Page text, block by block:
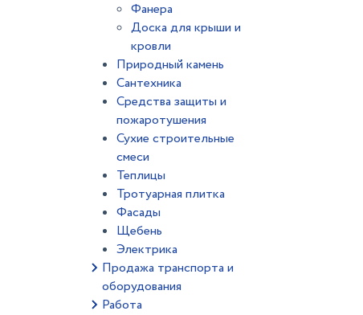
Фанера
Доска для крыши и
кровли
Природный камень
Сантехника
Средства защиты и
пожаротушения
Сухие строительные
смеси
Теплицы
Тротуарная плитка
Фасады
Щебень
Электрика
Продажа транспорта и
оборудования
Работа